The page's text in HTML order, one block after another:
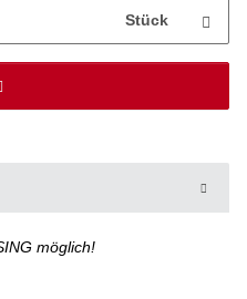
Stück
möglich!